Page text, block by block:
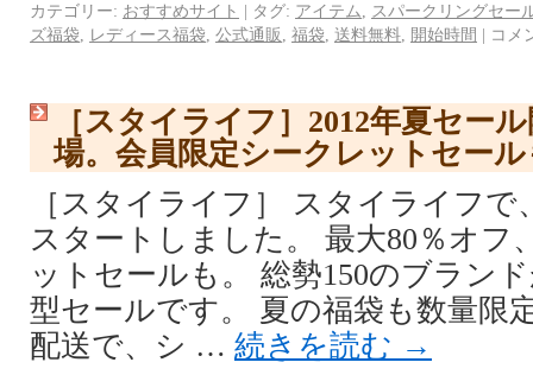
カテゴリー: おすすめサイト | タグ: アイテム
スパークリングセー
ズ福袋
レディース福袋 公式通販 福袋 送料無料 開始時間 | コメ
［スタイライフ］2012年夏セー
場。会員限定シークレットセール
［スタイライフ］ スタイライフで
スタートしました。 最大80％オフ
ットセールも。 総勢150のブラン
型セールです。 夏の福袋も数量限
配送で、シ … 続きを読む →